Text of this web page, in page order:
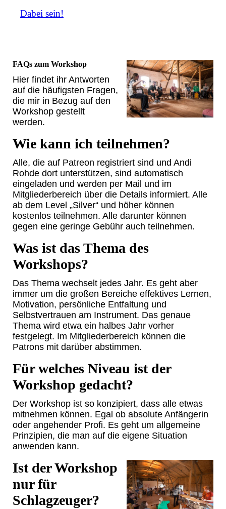
Dabei sein!
FAQs zum Workshop
Hier findet ihr Antworten
auf die häufigsten Fragen,
die mir in Bezug auf den
Workshop gestellt
werden.
Wie kann ich teilnehmen?
Alle, die auf Patreon registriert sind und Andi
Rohde dort unterstützen, sind automatisch
eingeladen und werden per Mail und im
Mitgliederbereich über die Details informiert. Alle
ab dem Level „Silver“ und höher können
kostenlos teilnehmen. Alle darunter können
gegen eine geringe Gebühr auch teilnehmen.
Was ist das Thema des
Workshops?
Das Thema wechselt jedes Jahr. Es geht aber
immer um die großen Bereiche effektives Lernen,
Motivation, persönliche Entfaltung und
Selbstvertrauen am Instrument. Das genaue
Thema wird etwa ein halbes Jahr vorher
festgelegt. Im Mitgliederbereich können die
Patrons mit darüber abstimmen.
Für welches Niveau ist der
Workshop gedacht?
Der Workshop ist so konzipiert, dass alle etwas
mitnehmen können. Egal ob absolute Anfängerin
oder angehender Profi. Es geht um allgemeine
Prinzipien, die man auf die eigene Situation
anwenden kann.
Ist der Workshop
nur für
Schlagzeuger?